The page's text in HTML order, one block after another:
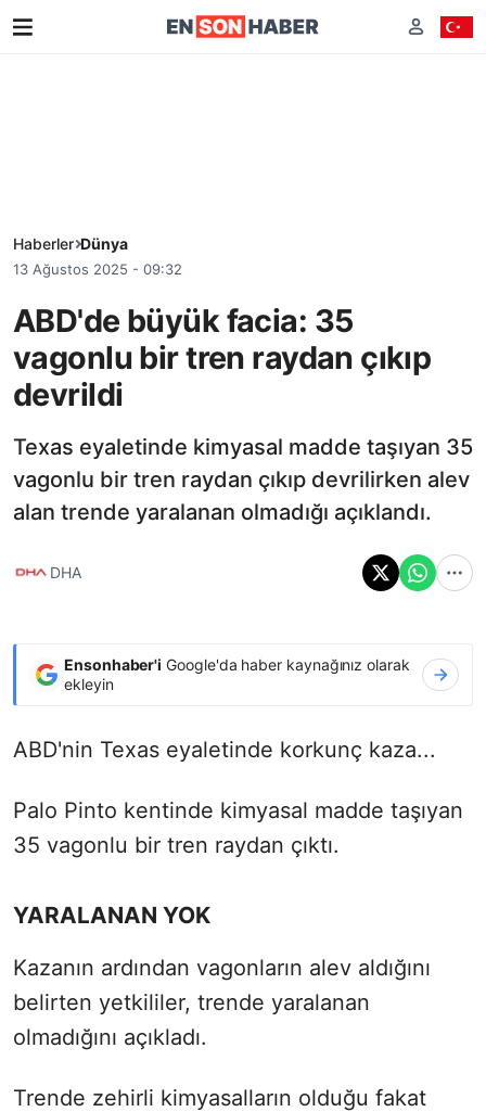
Haberler Dünya
13 Ağustos 2025 - 09:32
ABD'de büyük facia: 35
vagonlu bir tren raydan çıkıp
devrildi
Texas eyaletinde kimyasal madde taşıyan 35
vagonlu bir tren raydan çıkıp devrilirken alev
alan trende yaralanan olmadığı açıklandı.
DHA
Ensonhaber'i Google'da haber kaynağınız olarak
ekleyin
ABD'nin Texas eyaletinde korkunç kaza...
Palo Pinto kentinde kimyasal madde taşıyan
35 vagonlu bir tren raydan çıktı.
YARALANAN YOK
Kazanın ardından vagonların alev aldığını
belirten yetkililer, trende yaralanan
olmadığını açıkladı.
Trende zehirli kimyasalların olduğu fakat